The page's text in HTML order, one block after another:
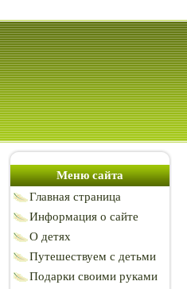
Меню сайта
Главная страница
Информация о сайте
О детях
Путешествуем с детьми
Подарки своими руками